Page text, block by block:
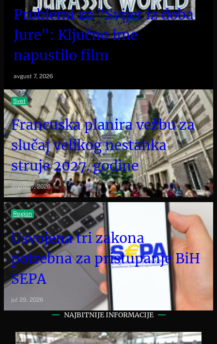
Problemi za "Svijet iz doba
Jure": Ključno ime
napustilo film
avgust 7, 2026
Svet
Francuska planira vežbu za
slučaj velikog nestanka
struje 2027. godine
avgust 7, 2026
Region
Usvojena tri zakona
potrebna za pristupanje BiH
SEPA
jul 29, 2026
NAJBITNIJE INFORMACIJE